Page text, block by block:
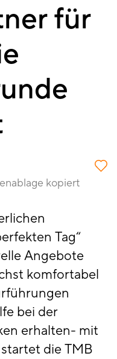
für
kopiert
Tag“
Angebote
komfortabel
bei der
erhalten- mit
die TMB